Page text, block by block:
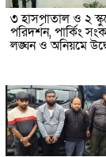
৩ হাসপাতাল ও ২
পরিদর্শন, পার্কিং
লঙ্ঘন ও অনিয়মে